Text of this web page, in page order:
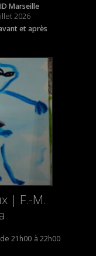
Marseille
2026
et après
| F.-M.
21h00 22h00